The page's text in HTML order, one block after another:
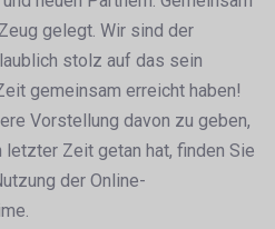
gelegt. Wir sind der
stolz auf das sein
gemeinsam erreicht haben!
Vorstellung davon zu geben,
Zeit getan hat, finden Sie
der Online-